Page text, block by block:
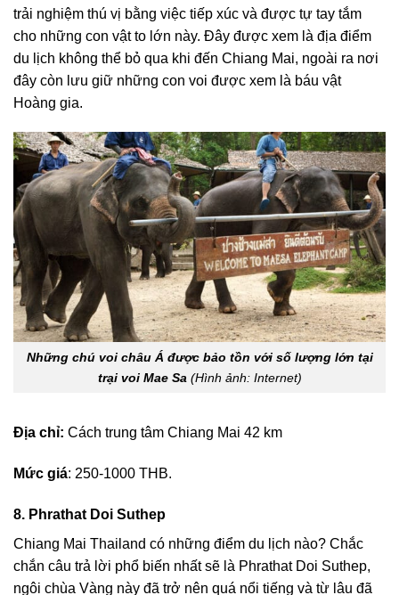
trải nghiệm thú vị bằng việc tiếp xúc và được tự tay tắm
cho những con vật to lớn này. Đây được xem là địa điểm
du lịch không thể bỏ qua khi đến Chiang Mai, ngoài ra nơi
đây còn lưu giữ những con voi được xem là báu vật
Hoàng gia.
Những chú voi châu Á được bảo tồn với số lượng lớn tại
trại voi Mae Sa (Hình ảnh: Internet)
Địa chỉ: Cách trung tâm Chiang Mai 42 km
Mức giá: 250-1000 THB.
8. Phrathat Doi Suthep
Chiang Mai Thailand có những điểm du lịch nào? Chắc
chắn câu trả lời phổ biến nhất sẽ là Phrathat Doi Suthep,
ngôi chùa Vàng này đã trở nên quá nổi tiếng và từ lâu đã